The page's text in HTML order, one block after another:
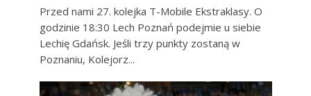
Przed nami 27. kolejka T-Mobile Ekstraklasy. O
godzinie 18:30 Lech Poznań podejmie u siebie
Lechię Gdańsk. Jeśli trzy punkty zostaną w
Poznaniu, Kolejorz...